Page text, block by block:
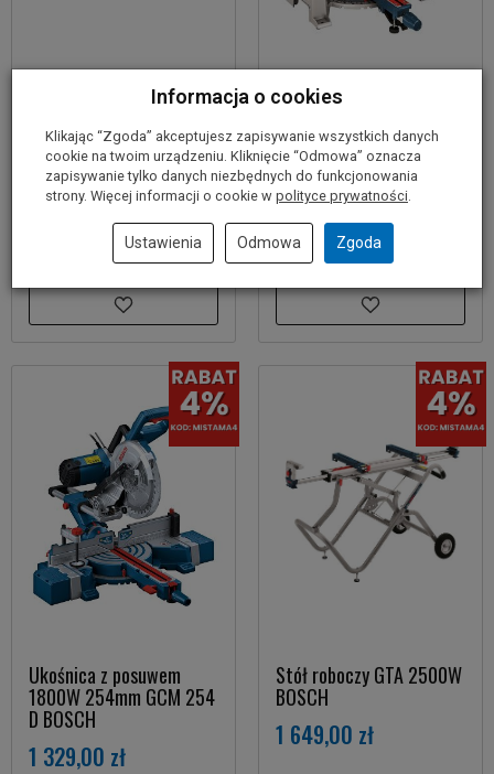
Ukośnica z laserem GCM
216 BOSCH + stół GTA
2600
1 199,00 zł
Do koszyka
Ukośnica z posuwem
GCM 800 SJ BOSCH
1 299,00 zł
Do koszyka
Ukośnica z posuwem
1800W 254mm GCM 254
D BOSCH
1 329,00 zł
Stół roboczy GTA 2500W
BOSCH
1 649,00 zł
Informacja o cookies
Klikając “Zgoda” akceptujesz zapisywanie wszystkich danych
cookie na twoim urządzeniu. Kliknięcie “Odmowa” oznacza
zapisywanie tylko danych niezbędnych do funkcjonowania
strony. Więcej informacji o cookie w polityce prywatności
Ustawienia Odmowa Zgoda